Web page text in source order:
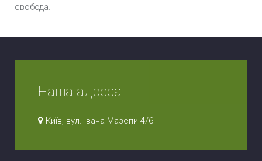
свобода.
Наша адреса!
Київ, вул. Івана Мазепи 4/6